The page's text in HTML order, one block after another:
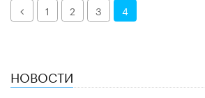
Назад1 2 3 4
НОВОСТИ